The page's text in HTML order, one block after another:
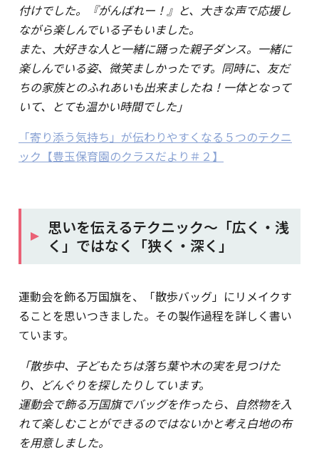
付けでした。『がんばれー！』と、大きな声で応援し
ながら楽しんでいる子もいました。
また、大好きな人と一緒に踊った親子ダンス。一緒に
楽しんでいる姿、微笑ましかったです。同時に、友だ
ちの家族とのふれあいも出来ましたね！一体となって
いて、とても温かい時間でした」
「寄り添う気持ち」が伝わりやすくなる５つのテクニ
ック【豊玉保育園のクラスだより＃２】
思いを伝えるテクニック～「広く・浅
く」ではなく「狭く・深く」
運動会を飾る万国旗を、「散歩バッグ」にリメイクす
ることを思いつきました。その製作過程を詳しく書い
ています。
「散歩中、子どもたちは落ち葉や木の実を見つけた
り、どんぐりを探したりしています。
運動会で飾る万国旗でバッグを作ったら、自然物を入
れて楽しむことができるのではないかと考え白地の布
を用意しました。